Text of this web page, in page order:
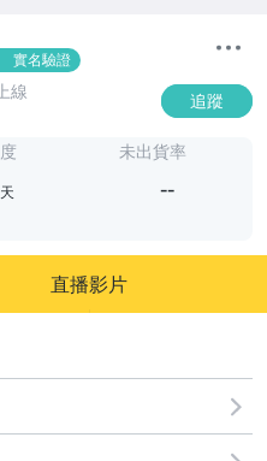
實名驗證
線 追蹤
天
未出貨率
--
直播影片